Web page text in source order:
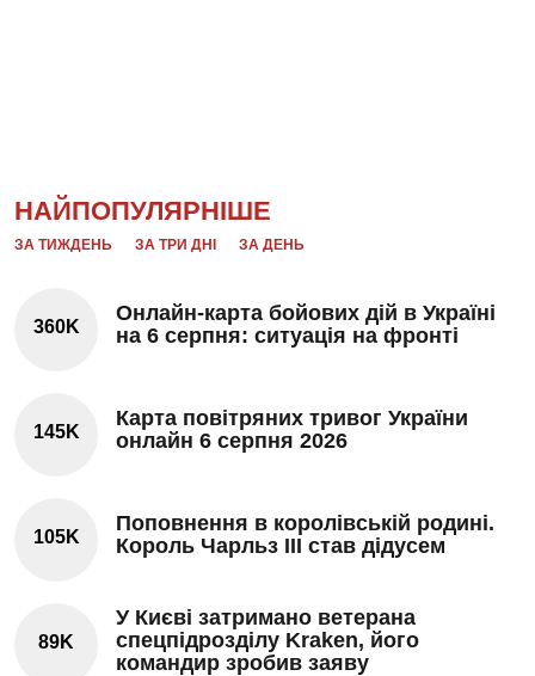
НАЙПОПУЛЯРНІШЕ
ЗА ТИЖДЕНЬ ЗА ТРИ ДНІ ЗА ДЕНЬ
360K
Онлайн-карта бойових дій в Україні
на 6 серпня: ситуація на фронті
145K
Карта повітряних тривог України
онлайн 6 серпня 2026
105K
Поповнення в королівській родині.
Король Чарльз III став дідусем
89K
У Києві затримано ветерана
спецпідрозділу Kraken, його
командир зробив заяву